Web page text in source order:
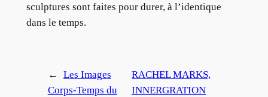
sculptures sont faites pour durer, à l’identique
dans le temps.
←
Les Images
Corps-Temps du
RACHEL MARKS,
INNERGRATION